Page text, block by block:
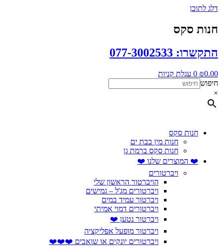
דלג לתוכן
חנות סקס
התקשרו: 077-3002533
₪0.00
0 עגלת קניות
חיפוש
×
חנות סקס
חנות מין בבת ים
חנות סקס ברמת גן
❤️ המוצרים שלנו ❤️
ויברטורים
הויברטור הראשון שלי
ויברטורים מג'ל – גמישים
ויברטור עמיד במים
ויברטורים דמוי אמיתי
ויברטור נטען ❤️
ויברטור מופעל אפליקציה
ויברטורים יונקים או שואבים ❤️❤️❤️